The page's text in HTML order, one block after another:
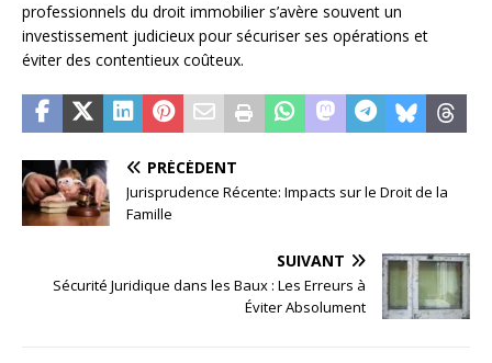
professionnels du droit immobilier s’avère souvent un
investissement judicieux pour sécuriser ses opérations et
éviter des contentieux coûteux.
PRÉCÉDENT
Jurisprudence Récente: Impacts sur le Droit de la
Famille
SUIVANT
Sécurité Juridique dans les Baux : Les Erreurs à
Éviter Absolument